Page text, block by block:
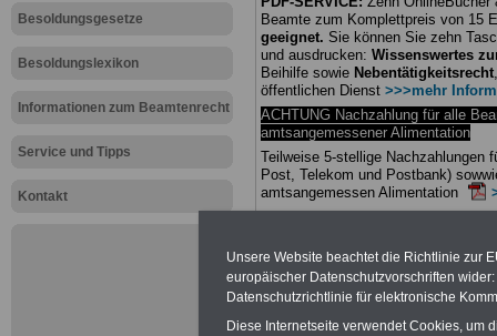
Besoldungsgesetze
Besoldungslexikon
Informationen zum Beamtenrecht
Service und Tipps
Kontakt
Beamte zum Komplettpreis von 15
geeignet. Sie können Sie zehn
und ausdrucken: Wissenswertes
Beihilfe sowie Nebentätigkeitsrecht
öffentlichen Dienst >>>mehr
ACHTUNG Nachzahlung für alle
amtsangemessener Alimentation
Teilweise 5-stellige Nachzahlungen
Post, Telekom und Postbank)
amtsangemessen Alimentation
abschließen!
Unsere Website beachtet die Richtlinie zur
europäischer Datenschutzvorschriften
Datenschutzrichtlinie für elektronische
Diese Internetseite verwendet Cookies, um